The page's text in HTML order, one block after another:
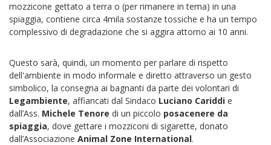
mozzicone gettato a terra o (per rimanere in tema) in una
spiaggia, contiene circa 4mila sostanze tossiche e ha un tempo
complessivo di degradazione che si aggira attorno ai 10 anni.
Questo sarà, quindi, un momento per parlare di rispetto
dell'ambiente in modo informale e diretto attraverso un gesto
simbolico, la consegna ai bagnanti da parte dei volontari di
Legambiente, affiancati dal Sindaco Luciano Cariddi e
dall’Ass. Michele Tenore di un piccolo posacenere da
spiaggia, dove gettare i mozziconi di sigarette, donato
dall’Associazione Animal Zone International.